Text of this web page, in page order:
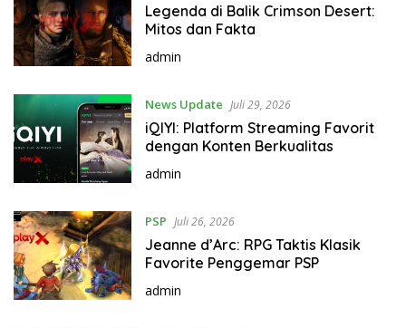
Legenda di Balik Crimson Desert:
Mitos dan Fakta
admin
News Update Juli 29, 2026
iQIYI: Platform Streaming Favorit
dengan Konten Berkualitas
admin
PSP Juli 26, 2026
Jeanne d’Arc: RPG Taktis Klasik
Favorite Penggemar PSP
admin